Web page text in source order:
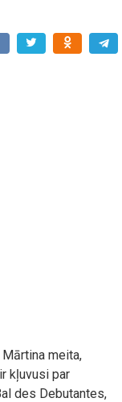
meita,
kļuvusi par
des Debutantes,